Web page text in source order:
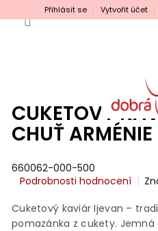
na
Přihlásit se Vytvořit účet
CUKETOVÝ
CHUŤ ARMÉNIE
660062-000-500
Průměrné
produktu
je
Podrobnosti hodnocení
Cuketový kaviár Ijevan –
pomazánka z cukety.